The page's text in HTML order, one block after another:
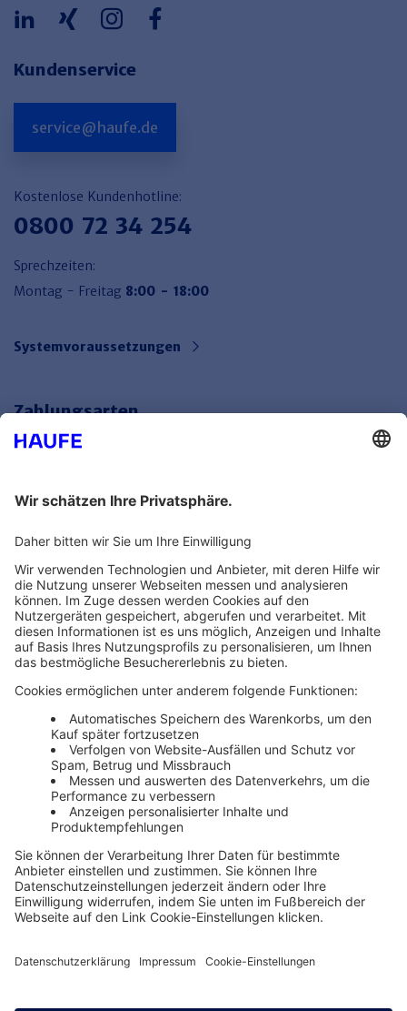
Kundenservice
service@haufe.de
Kostenlose Kundenhotline:
0800 72 34 254
Sprechzeiten:
Montag - Freitag 8:00 - 18:00
Systemvoraussetzungen
Zahlungsarten
Themenwelten und Produktschulungen
Haufe Group
Impressum AGBDatenschutzCookie-Einstellungen verwalten